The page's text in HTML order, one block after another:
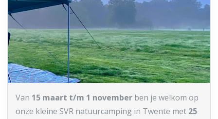
Van 15 maart t/m 1 november ben je welkom op
onze kleine SVR natuurcamping in Twente met 25